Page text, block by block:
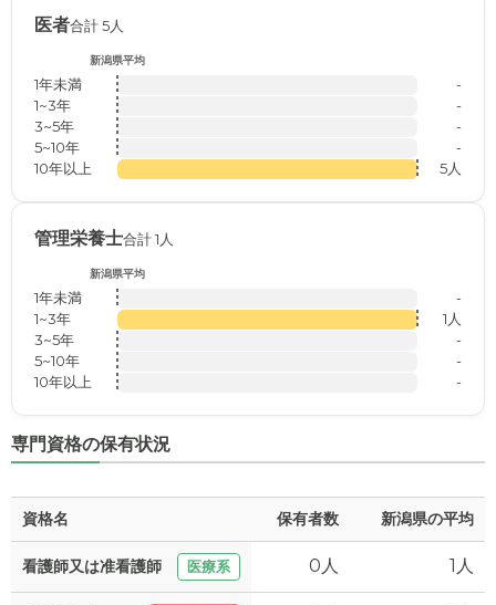
医者合計 5人
新潟県平均
1年未満
-
1~3年
-
3~5年
-
5~10年
-
10年以上
5人
管理栄養士合計 1人
新潟県平均
1年未満
-
1~3年
1人
3~5年
-
5~10年
-
10年以上
-
専門資格の保有状況
資格名 保有者数 新潟県の平均
看護師又は准看護師 医療系 0人 1人